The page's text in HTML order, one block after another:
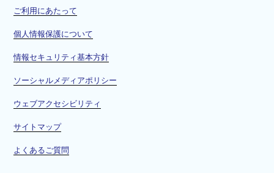
ド
で
く
ご利用にあたって
個人情報保護について
情報セキュリティ基本方針
ソーシャルメディアポリシー
ウェブアクセシビリティ
サイトマップ
よくあるご質問